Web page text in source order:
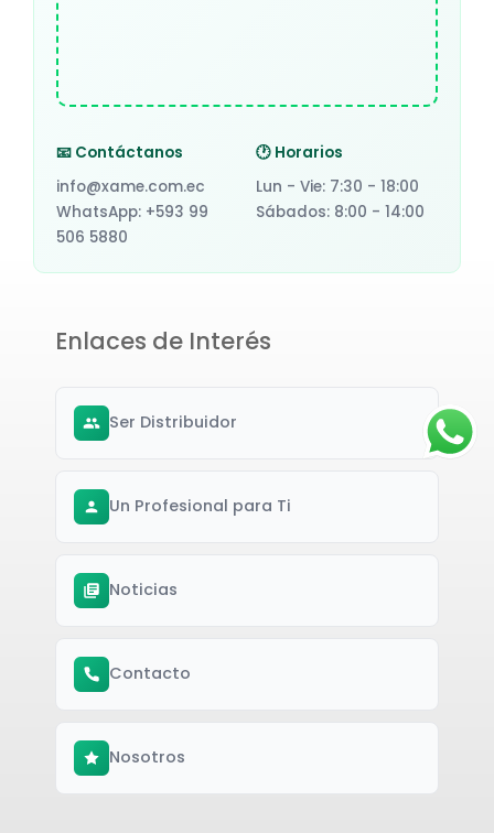
📧 Contáctanos
info@xame.com.ec
WhatsApp: +593 99
506 5880
🕐 Horarios
Lun - Vie: 7:30 - 18:00
Sábados: 8:00 - 14:00
Enlaces de Interés
Ser Distribuidor
Un Profesional para Ti
Noticias
Contacto
Nosotros